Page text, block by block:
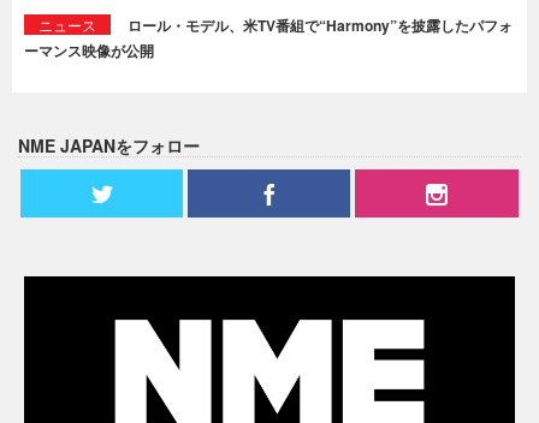
ニュース
ロール・モデル、米TV番組で“Harmony”を披露したパフォ
ーマンス映像が公開
NME JAPANをフォロー